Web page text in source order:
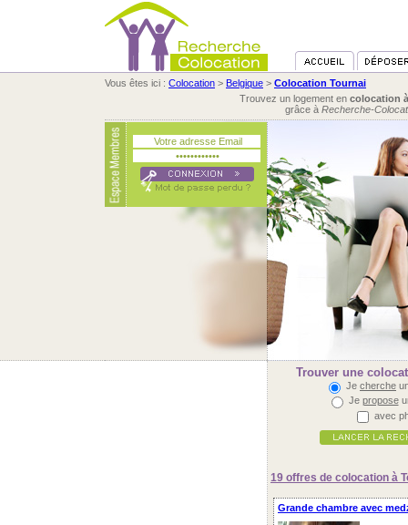
Vous êtes ici : Colocation > Belgique > Colocation Tournai
Trouvez un logement en colocation
grâce à Recherche-
Trouver une
Je cherche
Je propose
avec
19 offres de colocation à
Grande chambre avec